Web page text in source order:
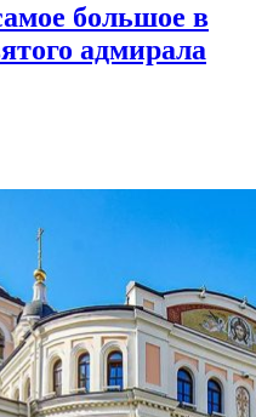
большое в
адмирала